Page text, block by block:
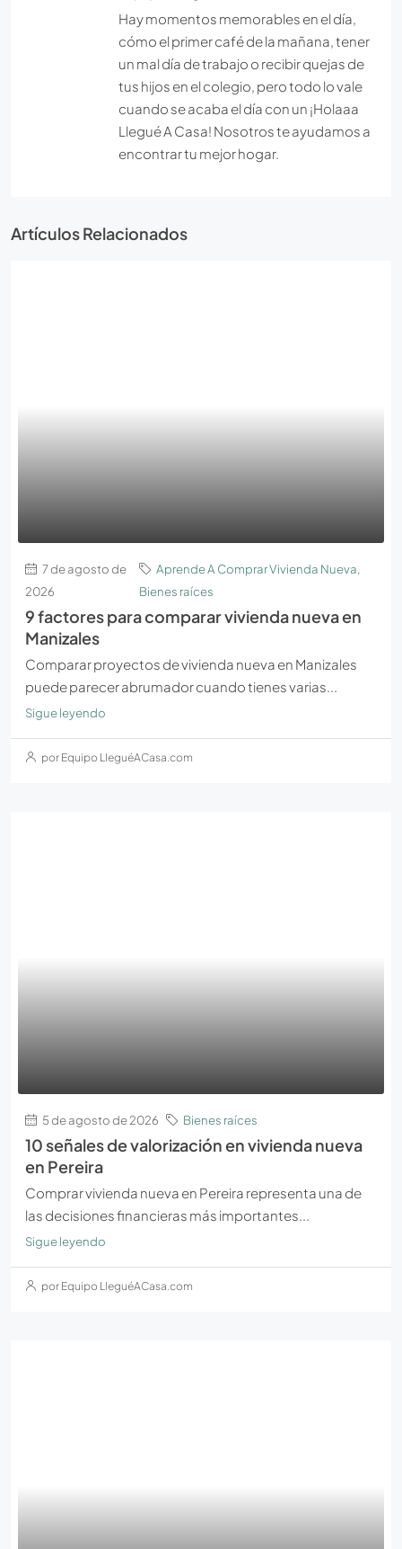
Hay momentos memorables en el día,
cómo el primer café de la mañana, tener
un mal día de trabajo o recibir quejas de
tus hijos en el colegio, pero todo lo vale
cuando se acaba el día con un ¡Holaaa
Llegué A Casa! Nosotros te ayudamos a
encontrar tu mejor hogar.
Artículos Relacionados
7 de agosto de
2026
Aprende A Comprar Vivienda Nueva,
Bienes raíces
9 factores para comparar vivienda nueva en
Manizales
Comparar proyectos de vivienda nueva en Manizales
puede parecer abrumador cuando tienes varias...
Sigue leyendo
por Equipo LleguéACasa.com
5 de agosto de 2026 Bienes raíces
10 señales de valorización en vivienda nueva
en Pereira
Comprar vivienda nueva en Pereira representa una de
las decisiones financieras más importantes...
Sigue leyendo
por Equipo LleguéACasa.com